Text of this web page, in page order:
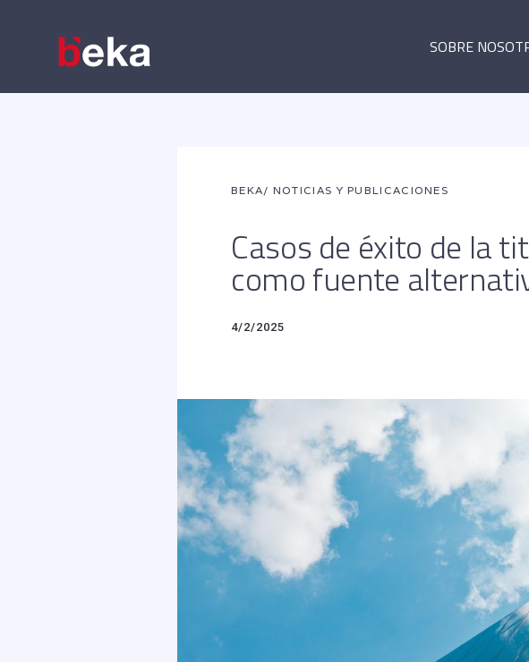
SOBRE
BEKA/ NOTICIAS Y PUBLICACIONES
Casos de éxito de la
como fuente
4/2/2025